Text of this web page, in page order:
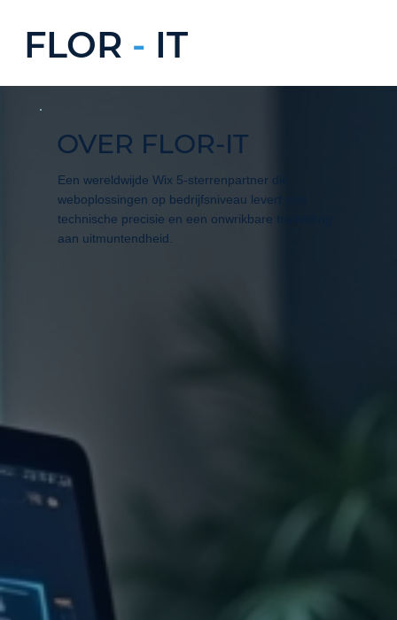
FLOR - IT
OVER FLOR-IT
Een wereldwijde Wix 5-sterrenpartner die
weboplossingen op bedrijfsniveau levert met
technische precisie en een onwrikbare toewijding
aan uitmuntendheid.